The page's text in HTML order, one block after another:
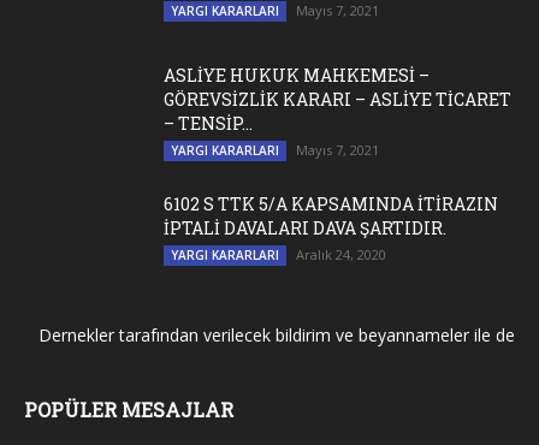
YARGI KARARLARI Mayıs 7, 2021
ASLİYE HUKUK MAHKEMESİ –
GÖREVSİZLİK KARARI – ASLİYE TİCARET
– TENSİP...
YARGI KARARLARI Mayıs 7, 2021
6102 S TTK 5/A KAPSAMINDA İTİRAZIN
İPTALİ DAVALARI DAVA ŞARTIDIR.
YARGI KARARLARI Aralık 24, 2020
Dernekler tarafından verilecek bildirim ve beyannameler ile
POPÜLER MESAJLAR